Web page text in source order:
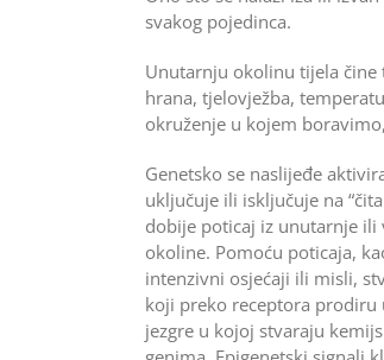
svakog pojedinca.
Unutarnju okolinu tijela čine
hrana, tjelovježba,
okruženje u kojem
Genetsko se naslijeđe
uključuje ili isključuje na
dobije poticaj iz unutarnje ili
okoline. Pomoću poticaja,
intenzivni osjećaji ili misli,
koji preko receptora prodiru
jezgre u kojoj stvaraju